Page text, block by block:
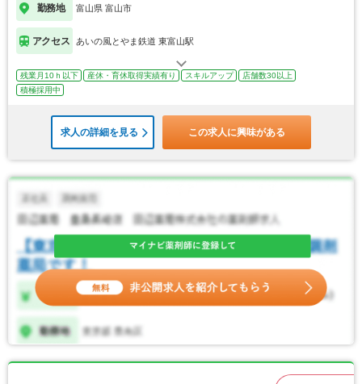
勤務地 富山県 富山市
アクセス あいの風とやま鉄道 東富山駅
残業月10ｈ以下 産休・育休取得実績有り スキルアップ
店舗数30以上
積極採用中
求人の詳細を見る この求人に興味がある